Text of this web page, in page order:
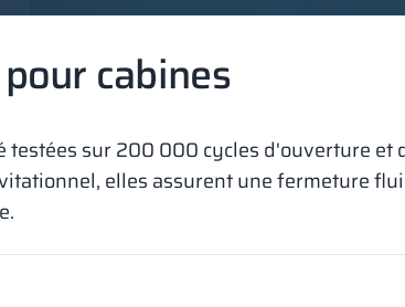
cabines
testées sur 200 000 cycles d'ouverture et
elles assurent une fermeture